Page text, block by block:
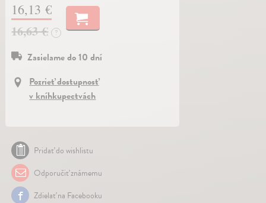
16,13 €
16,63 €
?
Zasielame do 10 dní
Pozrieť dostupnosť
v kníhkupectvách
Pridať do wishlistu
Odporučiť známemu
Zdielať na Facebooku